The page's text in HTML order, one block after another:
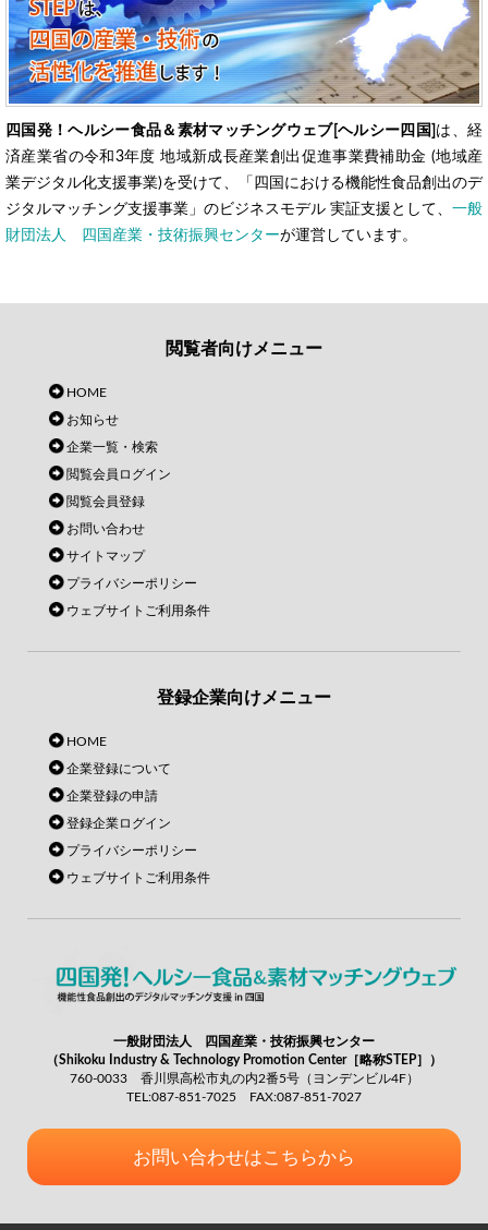
四国発！ヘルシー食品＆素材マッチングウェブ[ヘルシー四国] は、経
済産業省の令和3年度 地域新成長産業創出促進事業費補助金 (地域産
業デジタル化支援事業)を受けて、「四国における機能性食品創出のデ
ジタルマッチング支援事業」のビジネスモデル 実証支援として、 一般
財団法人 四国産業・技術振興センターが運営しています。
閲覧者向けメニュー
HOME
お知らせ
企業一覧・検索
閲覧会員ログイン
閲覧会員登録
お問い合わせ
サイトマップ
プライバシーポリシー
ウェブサイトご利用条件
登録企業向けメニュー
HOME
企業登録について
企業登録の申請
登録企業ログイン
プライバシーポリシー
ウェブサイトご利用条件
一般財団法人 四国産業・技術振興センター
（Shikoku Industry & Technology Promotion Center［略称STEP］）
760-0033 香川県高松市丸の内2番5号（ヨンデンビル4F）
TEL:087-851-7025 FAX:087-851-7027
お問い合わせはこちらから